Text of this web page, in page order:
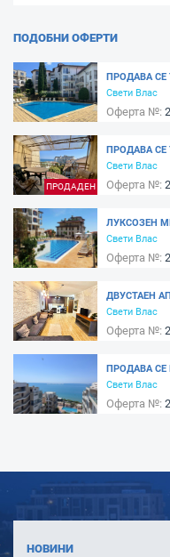
ПОДОБНИ ОФЕРТИ
ПРОДАВА СЕ
СВЕТИ
”КОМПАС”
Свети Влас
Оферта №:
ПРОДАДЕН
ПРОДАВА СЕ
В СВЕТИ
МОРЕ
Свети Влас
Оферта №:
ЛУКСОЗЕН
СВЕТИ
Свети Влас
Оферта №:
ДВУСТАЕН
НА ПЪРВА
Свети Влас
Оферта №:
ПРОДАВА СЕ
СВЕТИ ВЛАС,
МОРЕТО
Свети Влас
Оферта №:
НОВИНИ